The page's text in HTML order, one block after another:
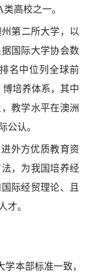
类高校之一。
第二所大学， 以
国际大学协会数
名中位列全球前
培养体系，其中
教学水平在澳洲
公认。
外方优质教育资
，为我国培养经
际经贸理论、且
才。
学本部标准一致，